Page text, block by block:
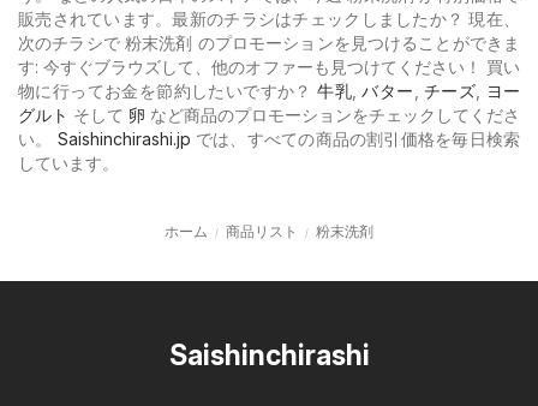
販売されています。最新のチラシはチェックしましたか？ 現在、
次のチラシで 粉末洗剤 のプロモーションを見つけることができま
す: 今すぐブラウズして、他のオファーも見つけてください！ 買い
物に行ってお金を節約したいですか？牛乳 ,バター ,チーズ
ヨー
グルト そして 卵 など商品のプロモーションをチェックしてくださ
い。 Saishinchirashi.jp では、すべての商品の割引価格を毎日検索
しています。
ホーム 商品リスト 粉末洗剤
Saishinchirashi